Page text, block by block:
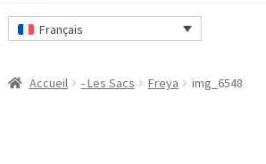
AccueilCGVCommander Contact
Français
Accueil - Les Sacs Freya img_6548